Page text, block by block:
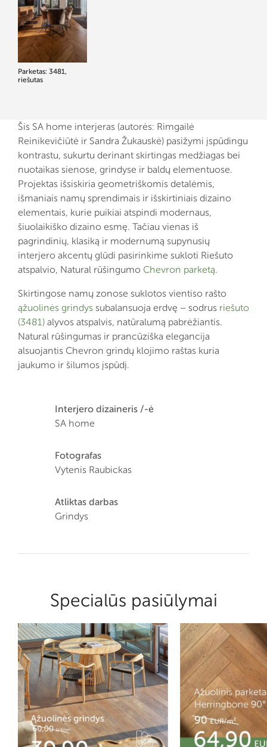
Parketas: 3481,
riešutas
Šis SA home interjeras (autorės: Rimgailė
Reinikevičiūtė ir Sandra Žukauskė) pasižymi įspūdingu
kontrastu, sukurtu derinant skirtingas medžiagas bei
nuotaikas sienose, grindyse ir baldų elementuose.
Projektas išsiskiria geometriškomis detalėmis,
išmaniais namų sprendimais ir išskirtiniais dizaino
elementais, kurie puikiai atspindi modernaus,
šiuolaikiško dizaino esmę. Tačiau vienas iš
pagrindinių, klasiką ir modernumą supynusių
interjero akcentų glūdi pasirinkime sukloti Riešuto
atspalvio, Natural rūšingumo Chevron parketą.
Skirtingose namų zonose suklotos vientiso rašto
ąžuolinės grindys subalansuoja erdvę – sodrus riešuto
(3481) alyvos atspalvis, natūralumą pabrėžiantis.
Natural rūšingumas ir prancūziška elegancija
alsuojantis Chevron grindų klojimo raštas kuria
jaukumo ir šilumos įspūdį.
Interjero dizaineris /-ė
SA home
Fotografas
Vytenis Raubickas
Atliktas darbas
Grindys
Specialūs pasiūlymai